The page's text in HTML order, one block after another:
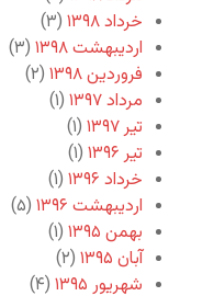
خرداد ۱۳۹۸
(۳)
اردیبهشت ۱۳۹۸
(۳)
فروردین ۱۳۹۸
(۲)
مرداد ۱۳۹۷
(۱)
تیر ۱۳۹۷
(۱)
تیر ۱۳۹۶
(۱)
خرداد ۱۳۹۶
(۱)
اردیبهشت ۱۳۹۶
(۵)
بهمن ۱۳۹۵
(۱)
آبان ۱۳۹۵
(۲)
شهریور ۱۳۹۵
(۴)